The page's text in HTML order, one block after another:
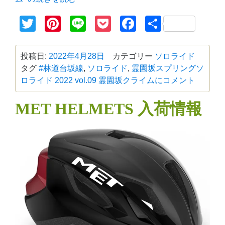
TwitterPinterest
Line PocketFacebook
共
有
投稿日: 2022年4月28日 カテゴリー ソロライド
タグ #林道台坂線, ソロライド, 霊園坂 スプリングソ
ロライド 2022 vol.09 霊園坂クライムに コメント
MET HELMETS 入荷情報